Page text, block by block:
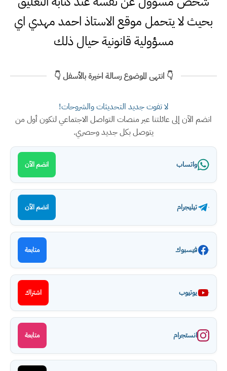
بحيث لا يتحمل موقع الاستاذ احمد مهدي اي
مسؤولية قانونية حيال ذلك
👇 انتهى الموضوع رسالة اخيرة بالأسفل 👇
لا تفوت جديد التحديثات والشروحات!
انضم الآن إلى عائلتنا عبر منصات التواصل الاجتماعي لتكون أول من
يتوصل بكل جديد وحصري.
واتساب انضم الآن
تيليجرام انضم الآن
فيسبوك متابعة
يوتيوب اشتراك
انستجرام متابعة